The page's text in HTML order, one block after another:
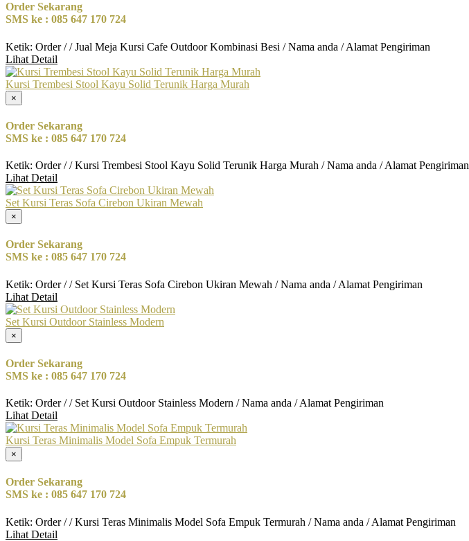
Order Sekarang
SMS ke : 085 647 170 724
Ketik: Order / / Jual Meja Kursi Cafe Outdoor Kombinasi Besi / Nama anda / Alamat Pengiriman
Lihat Detail
Kursi Trembesi Stool Kayu Solid Terunik Harga Murah
×
Order Sekarang
SMS ke : 085 647 170 724
Ketik: Order / / Kursi Trembesi Stool Kayu Solid Terunik Harga Murah / Nama anda / Alamat Pengiriman
Lihat Detail
Set Kursi Teras Sofa Cirebon Ukiran Mewah
×
Order Sekarang
SMS ke : 085 647 170 724
Ketik: Order / / Set Kursi Teras Sofa Cirebon Ukiran Mewah / Nama anda / Alamat Pengiriman
Lihat Detail
Set Kursi Outdoor Stainless Modern
×
Order Sekarang
SMS ke : 085 647 170 724
Ketik: Order / / Set Kursi Outdoor Stainless Modern / Nama anda / Alamat Pengiriman
Lihat Detail
Kursi Teras Minimalis Model Sofa Empuk Termurah
×
Order Sekarang
SMS ke : 085 647 170 724
Ketik: Order / / Kursi Teras Minimalis Model Sofa Empuk Termurah / Nama anda / Alamat Pengiriman
Lihat Detail